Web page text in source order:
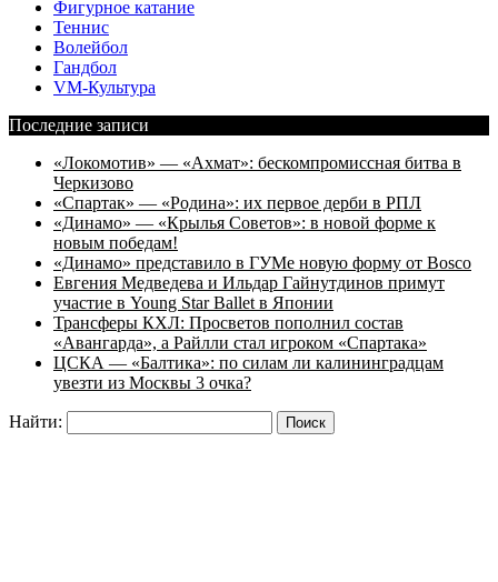
Фигурное катание
Теннис
Волейбол
Гандбол
VM-Культура
Последние записи
«Локомотив» — «Ахмат»: бескомпромиссная битва в
Черкизово
«Спартак» — «Родина»: их первое дерби в РПЛ
«Динамо» — «Крылья Советов»: в новой форме к
новым победам!
«Динамо» представило в ГУМе новую форму от Bosco
Евгения Медведева и Ильдар Гайнутдинов примут
участие в Young Star Ballet в Японии
Трансферы КХЛ: Просветов пополнил состав
«Авангарда», а Райлли стал игроком «Спартака»
ЦСКА — «Балтика»: по силам ли калининградцам
увезти из Москвы 3 очка?
Найти: